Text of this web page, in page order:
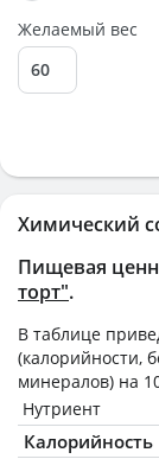
Химический
Пищевая
торт".
В таблице
(калорийности,
минералов) на
Нутриент
Калорийность
Желаемый вес